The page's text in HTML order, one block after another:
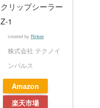
クリップシーラー
Z-1
created by Rinker
株式会社 テクノイ
ンパルス
Amazon
楽天市場